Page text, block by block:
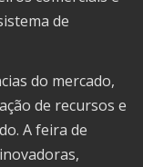
de
do mercado,
de recursos e
A feira de